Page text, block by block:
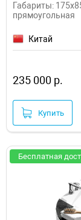
Габариты:
прямоугольная
Китай
235 000 р.
Купить
Бесплатная